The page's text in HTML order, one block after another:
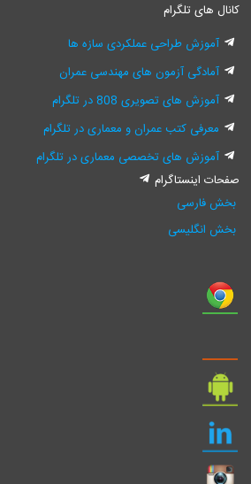
کانال های تلگرام
آموزش طراحی عملکردی سازه ها
آمادگی آزمون های مهندسی عمران
آموزش های تصویری 808 در تلگرام
معرفی کتب عمران و معماری در تلگرام
آموزش های تخصصی معماری در تلگرام
صفحات اینستاگرام
بخش فارسی
بخش انگلیسی